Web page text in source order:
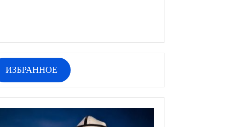
ИЗБРАННОЕ